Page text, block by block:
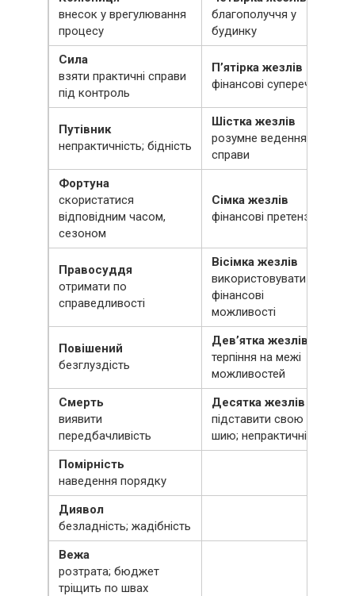
внесок у врегулювання
процесу
благополуччя у
будинку
Сила
взяти практичні справи
під контроль
П’ятірка жезлів
фінансові суперечки
Путівник
непрактичність; бідність
Шістка жезлів
розумне ведення
справи
Фортуна
скористатися
відповідним часом,
сезоном
Сімка жезлів
фінансові претензії
Правосуддя
отримати по
справедливості
Вісімка жезлів
використовувати
фінансові
можливості
Повішений
безглуздість
Дев’ятка жезлів
терпіння на межі
можливостей
Смерть
виявити
передбачливість
Десятка жезлів
підставити свою
шию; непрактичність
Помірність
наведення порядку
Диявол
безладність; жадібність
Вежа
розтрата; бюджет
тріщить по швах